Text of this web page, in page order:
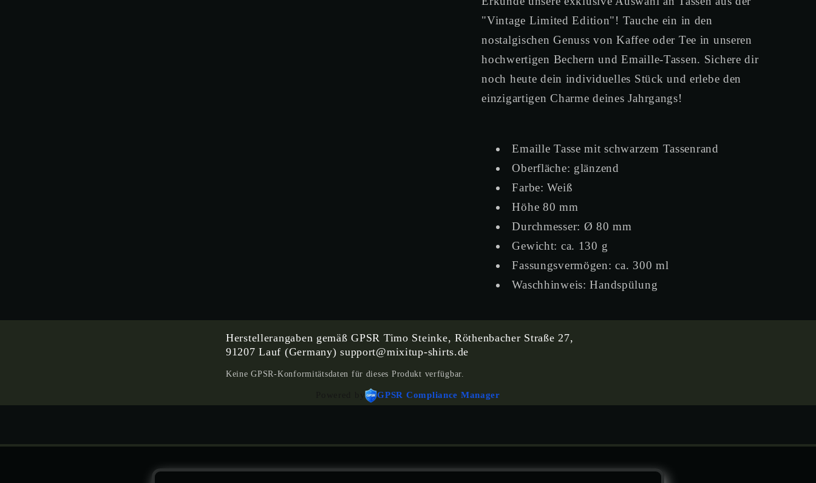
(Black)
(Black)
"Vintage Limited Edition"! Tauche ein in den
nostalgischen Genuss von Kaffee oder Tee in unseren
hochwertigen Bechern und Emaille-Tassen. Sichere dir
noch heute dein individuelles Stück und erlebe den
einzigartigen Charme deines Jahrgangs!
Emaille Tasse mit schwarzem Tassenrand
Oberfläche: glänzend
Farbe: Weiß
Höhe 80 mm
Durchmesser: Ø 80 mm
Gewicht: ca. 130 g
Fassungsvermögen: ca. 300 ml
Waschhinweis: Handspülung
Herstellerangaben gemäß GPSR Timo Steinke, Röthenbacher Straße 27,
91207 Lauf (Germany) support@mixitup-shirts.de
Keine GPSR-Konformitätsdaten für dieses Produkt verfügbar.
Powered by GPSR Compliance Manager